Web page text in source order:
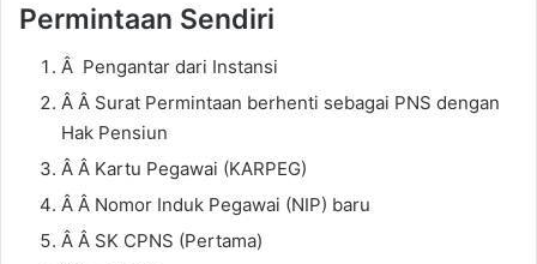
Permintaan Sendiri
Â Pengantar dari Instansi
Â Â Surat Permintaan berhenti sebagai PNS dengan
Hak Pensiun
Â Â Kartu Pegawai (KARPEG)
Â Â Nomor Induk Pegawai (NIP) baru
Â Â SK CPNS (Pertama)